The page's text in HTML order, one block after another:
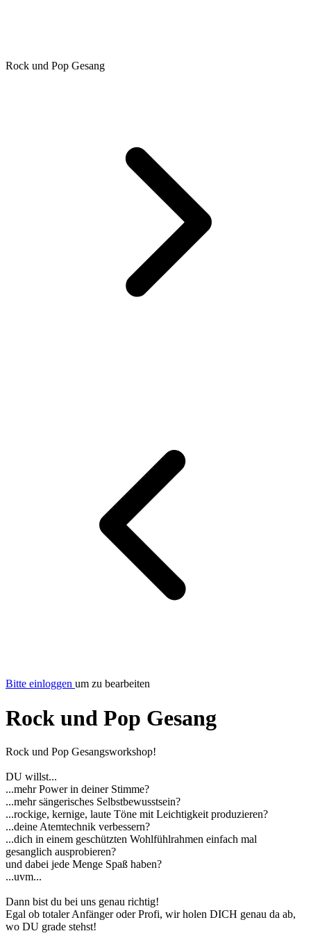
Rock und Pop Gesang
Bitte einloggen um zu bearbeiten
Rock und Pop Gesang
Rock und Pop Gesangsworkshop!
DU willst...
...mehr Power in deiner Stimme?
...mehr sängerisches Selbstbewusstsein?
...rockige, kernige, laute Töne mit Leichtigkeit produzieren?
...deine Atemtechnik verbessern?
...dich in einem geschützten Wohlfühlrahmen einfach mal
gesanglich ausprobieren?
und dabei jede Menge Spaß haben?
...uvm...
Dann bist du bei uns genau richtig!
Egal ob totaler Anfänger oder Profi, wir holen DICH genau da ab,
wo DU grade stehst!